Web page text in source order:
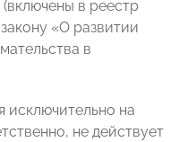
в реестр
«О развитии
в
исключительно на
не действует